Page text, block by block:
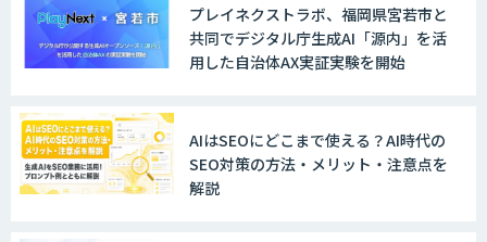
JAPAN AI SALES
JAPAN AI MARKETING
プレイネクストラボ、福岡県宮若市と
共同でデジタル庁生成AI「源内」を活
用した自治体AX実証実験を開始
AIはSEOにどこまで使える？AI時代の
SEO対策の方法・メリット・注意点を
解説